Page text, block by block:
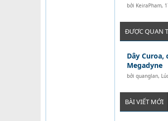
bởi KeiraPham,
ĐƯỢC QUAN
Dây Curoa,
Megadyne
bởi quanglan,
BÀI VIẾT MỚI